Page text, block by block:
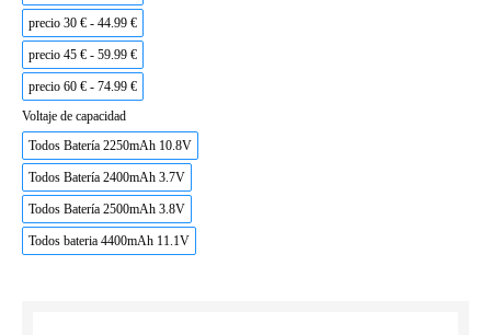
precio 30 € - 44.99 €
precio 45 € - 59.99 €
precio 60 € - 74.99 €
Voltaje de capacidad
Todos Batería 2250mAh 10.8V
Todos Batería 2400mAh 3.7V
Todos Batería 2500mAh 3.8V
Todos bateria 4400mAh 11.1V